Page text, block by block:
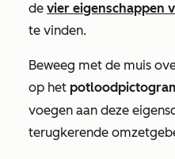
de vier eigenschappen
te vinden.
Beweeg met de muis
op het
voegen aan deze
terugkerende